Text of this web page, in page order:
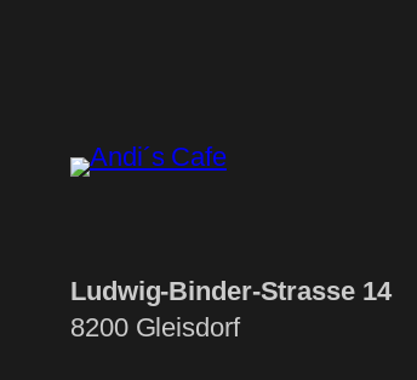
Ludwig-Binder-Strasse 14
8200 Gleisdorf